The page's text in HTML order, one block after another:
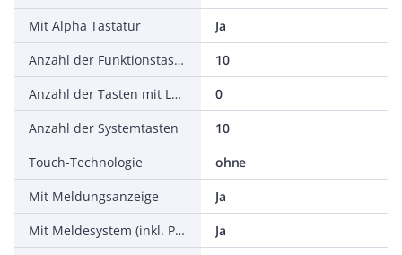
Mit Alpha Tastatur
Ja
Anzahl der Funktionstasten, programmierbar
10
Anzahl der Tasten mit LED
0
Anzahl der Systemtasten
10
Touch-Technologie
ohne
Mit Meldungsanzeige
Ja
Mit Meldesystem (inkl. Puffer und Quittierung)
Ja